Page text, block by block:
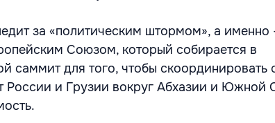
за «политическим штормом», а именно
Союзом, который собирается в
саммит для того, чтобы скоординировать
России и Грузии вокруг Абхазии и Южной